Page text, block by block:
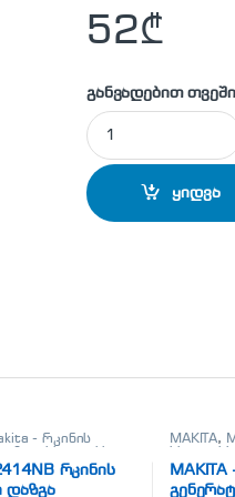
52₾
განვადებით
MAKITA - B-10366
ყიდვა
- რკინის
რკინის
დაზგა
MAKITA,
MAKITA